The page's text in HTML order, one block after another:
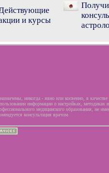
и курсы
никогда - явно или косвенно, в качестве
информации о настройках, методиках
медицинского образования, не
консультация врачом.